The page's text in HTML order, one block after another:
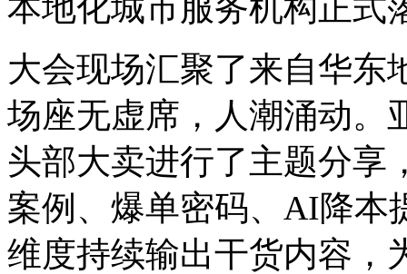
本地化城市服务机构正式
大会现场汇聚了来自华东
场座无虚席，人潮涌动。
头部大卖进行了主题分享
案例、爆单密码、AI降本
维度持续输出干货内容，